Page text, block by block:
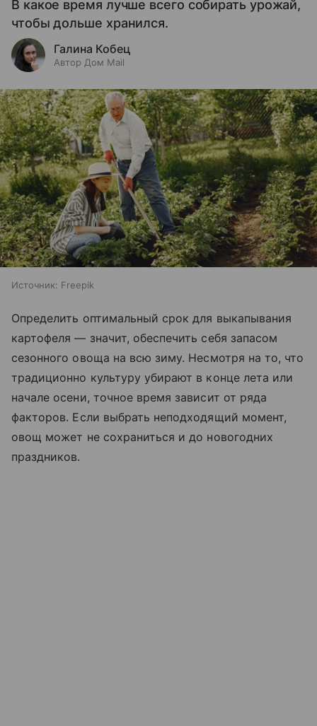
В какое время лучше всего собирать урожай,
чтобы дольше хранился.
Галина Кобец
Автор Дом Mail
Источник: Freepik
Определить оптимальный срок для выкапывания
картофеля — значит, обеспечить себя запасом
сезонного овоща на всю зиму. Несмотря на то, что
традиционно культуру убирают в конце лета или
начале осени, точное время зависит от ряда
факторов. Если выбрать неподходящий момент,
овощ может не сохраниться и до новогодних
праздников.